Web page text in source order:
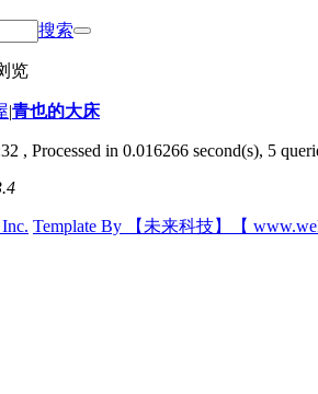
搜索
览
|青也的大床
, Processed in 0.016266 second(s), 5
Template By 【未来科技】【